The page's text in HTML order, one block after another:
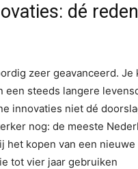
dé
zeer geavanceerd. Je
een steeds langere
innovaties niet dé
nog: de meeste
het kopen van een
tot vier jaar gebruiken